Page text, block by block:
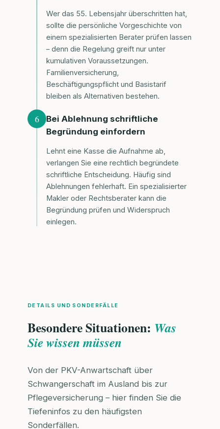
Wer das 55. Lebensjahr überschritten hat,
sollte die persönliche Vorgeschichte von
einem spezialisierten Berater prüfen lassen
– denn die Regelung greift nur unter
kumulativen Voraussetzungen.
Familienversicherung,
Beschäftigungspflicht und Basistarif
bleiben als Alternativen bestehen.
6
Bei Ablehnung schriftliche
Begründung einfordern
Lehnt eine Kasse die Aufnahme ab,
verlangen Sie eine rechtlich begründete
schriftliche Entscheidung. Häufig sind
Ablehnungen fehlerhaft. Ein spezialisierter
Makler oder Rechtsberater kann die
Begründung prüfen und Widerspruch
einlegen.
DETAILS UND SONDERFÄLLE
Besondere Situationen: Was
Sie wissen müssen
Von der PKV-Anwartschaft über
Schwangerschaft im Ausland bis zur
Pflegeversicherung – hier finden Sie die
Tiefeninfos zu den häufigsten
Sonderfällen.